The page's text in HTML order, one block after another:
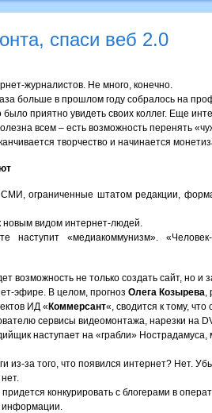
спаси веб 2.0
журналистов. Не много, конечно.
больше в прошлом году собралось на
приятно увидеть своих коллег. Еще
всем – есть возможность перенять
творчество и начинается
ограниченные штатом редакции,
новым видом интернет-людей.
наступит «медиакоммунизм».
возможность не только создать сайт, но и
эфире. В целом, прогноз Олега Козырева,
ИД « Коммерсант«, сводится к тому, что
сервисы видеомонтажа, нарезки на
наступает на «грабли»
из-за того, что появился интернет? Нет.
конкурировать с блогерами в
информации.